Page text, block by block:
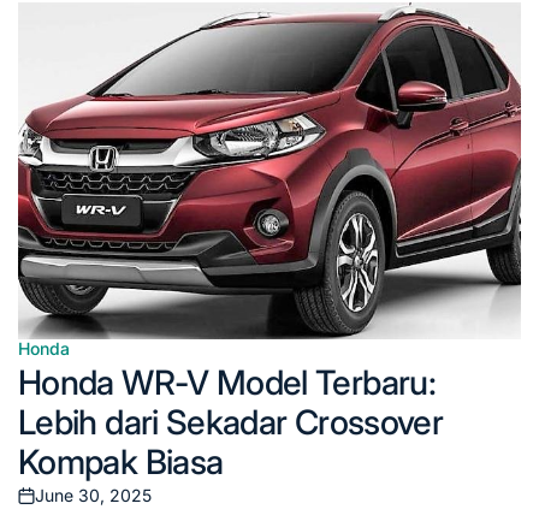
Posted
in
Honda
Honda WR-V Model Terbaru:
Lebih dari Sekadar Crossover
Kompak Biasa
Posted
June 30, 2025